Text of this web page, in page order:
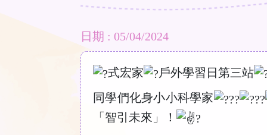
日期 : 05/04/2024
式宏家
戶外學習日第三站
同學們化身小小科學家
「智引未來」！